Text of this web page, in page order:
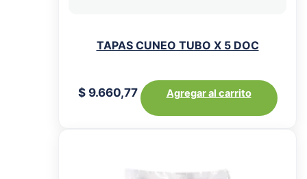
TAPAS CUNEO TUBO X 5 DOC
$9.660,77 Agregar al carrito